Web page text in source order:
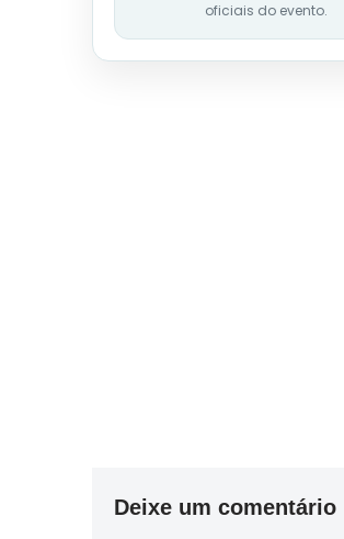
oficiais do evento.
Deixe um comentário